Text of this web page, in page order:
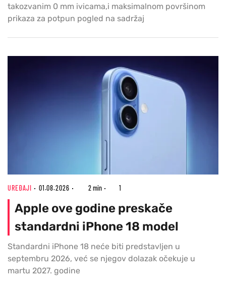
takozvanim 0 mm ivicama,i maksimalnom površinom
prikaza za potpun pogled na sadržaj
UREĐAJI 01.08.2026 2 min 1
Apple ove godine preskače
standardni iPhone 18 model
Standardni iPhone 18 neće biti predstavljen u
septembru 2026, već se njegov dolazak očekuje u
martu 2027. godine